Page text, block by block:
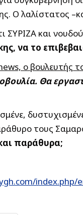
Ο λαλίστατος
ΣΥΡΙΖΑ και
να το
ο βουλευτής
Θα
τους
παράθυρα;
index.php/